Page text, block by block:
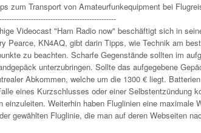
zum Transport von Amateurfunkequipment bei
Videocast "Ham Radio now" beschäftigt sich in
Pearce, KN4AQ, gibt darin Tipps, wie Technik am
zu beachten. Scharfe Gegenstände sollten im
unterzubringen. Sollte das aufgegebene
Abkommen, welche um die 1300 € liegt.
eines Kurzschlusses oder einer Selbstentzündung
einzuleiten. Weiterhin haben Fluglinien eine
gewählten Fluglinie, die man auf deren Webseiten